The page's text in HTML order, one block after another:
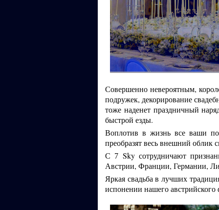
Совершенно невероятным,
подружек, декорирование
тоже наденет праздничный
быстрой езды.
Воплотив в жизнь все ваши
преобразят весь внешний
С 7 Sky сотрудничают
Австрии, Франции, Германии,
Яркая свадьба в лучших
испонении нашего австрийского